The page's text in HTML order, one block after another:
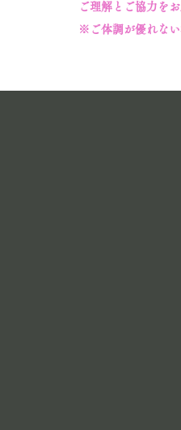
ご理解とご協力を
※ご体調が優れな